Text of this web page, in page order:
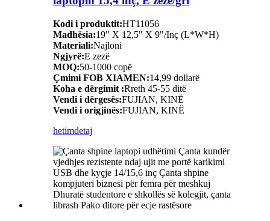
Kodi i produktit:HT11056
Madhësia:19" X 12,5" X 9"/Inç (L*W*H)
Materiali:Najloni
Ngjyrë:E zezë
MOQ:50-1000 copë
Çmimi FOB XIAMEN:14,99 dollarë
Koha e dërgimit :Rreth 45-55 ditë
Vendi i dërgesës:FUJIAN, KINË
Vendi i origjinës:FUJIAN, KINË
hetimdetaj